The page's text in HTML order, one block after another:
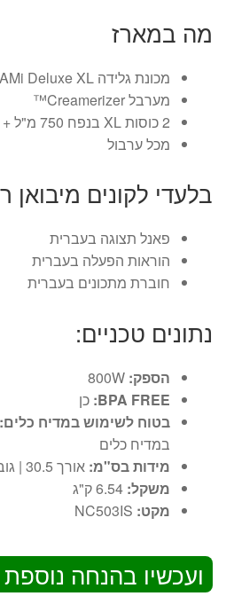
מה במארז
מכונת גלידה Ninja CREAMi Deluxe XL
מערבל Creamerizer™
2 כוסות XL בנפח 750 מ"ל + 2 מכסים למכלים
מכל ערבול
בלעדי לקונים מיבואן
פאנל תצוגה בעברית
הוראות הפעלה בעברית
חוברת מתכונים בעברית
נתונים טכניים:
הספק:
BPA FREE: כן
בטוח לשימוש במדיח כלים:
במדיח כלים
מידות בס"מ: אורך ‎30.5 | גובה ‎42.39 | רוחב 21.38
משקל:
מקט: NC503IS
ועכשיו בהנחה